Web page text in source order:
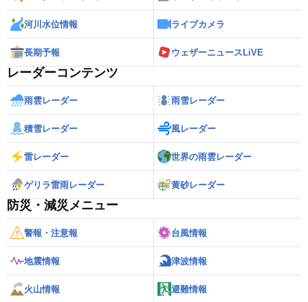
河川水位情報 ライブカメラ
長期予報 ウェザーニュースLiVE
レーダーコンテンツ
雨雲レーダー 雨雪レーダー
積雪レーダー 風レーダー
雷レーダー 世界の雨雲レーダー
ゲリラ雷雨レーダー 黄砂レーダー
防災・減災メニュー
警報・注意報 台風情報
地震情報 津波情報
火山情報 避難情報